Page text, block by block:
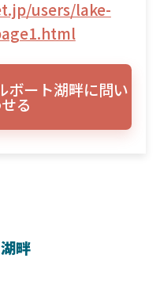
users/lake-
ボート湖畔に問い
る
畔